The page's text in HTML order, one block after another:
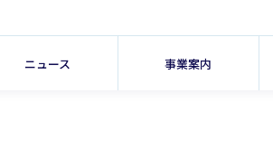
ニュース 事業案内